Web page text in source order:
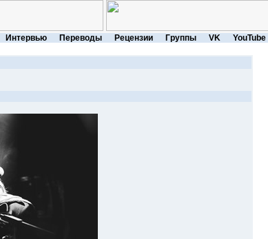
Интервью Переводы Рецензии Группы VK YouTube